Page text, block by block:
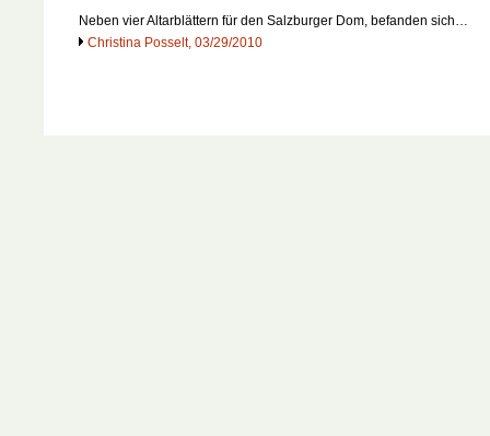
Neben vier Altarblättern für den Salzburger Dom, befanden sich…
Christina Posselt, 03/29/2010